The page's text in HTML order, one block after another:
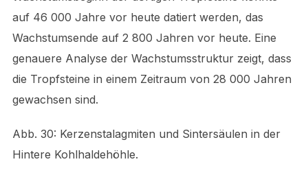
auf 46 000 Jahre vor heute datiert werden, das
Wachstumsende auf 2 800 Jahren vor heute. Eine
genauere Analyse der Wachstumsstruktur zeigt, dass
die Tropfsteine in einem Zeitraum von 28 000 Jahren
gewachsen sind.
Abb. 30: Kerzenstalagmiten und Sintersäulen in der
Hintere Kohlhaldehöhle.